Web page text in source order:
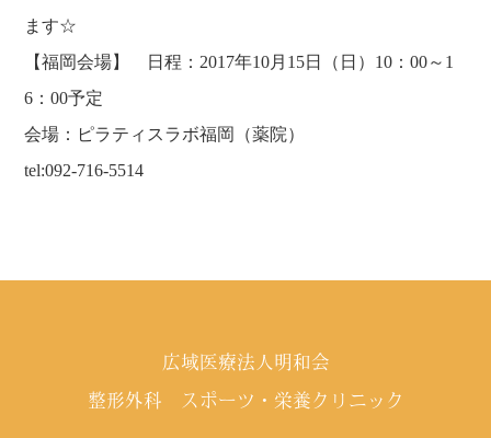
ます☆
【福岡会場】 日程：2017年10月15日（日）10：00～1
6：00予定
会場：ピラティスラボ福岡（薬院）
tel:092-716-5514
広域医療法人明和会
整形外科 スポーツ・栄養クリニック